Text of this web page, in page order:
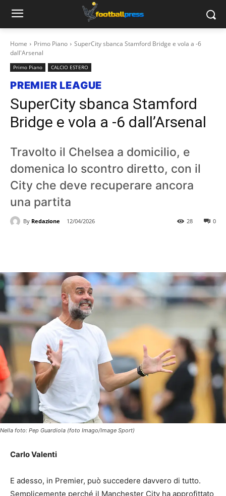
Home Primo Piano
SuperCity sbanca Stamford Bridge e vola a -6
dall'Arsenal
Primo Piano CALCIO ESTERO
PREMIER LEAGUE
SuperCity sbanca Stamford
Bridge e vola a -6 dall’Arsenal
Travolto il Chelsea a domicilio, e
domenica lo scontro diretto, con il
City che deve recuperare ancora
una partita
By Redazione 12/04/2026 0
28
Nella foto: Pep Guardiola (foto Imago/Image Sport)
Carlo Valenti
E adesso, in Premier, può succedere davvero di tutto.
Semplicemente perché il Manchester City ha approfittato